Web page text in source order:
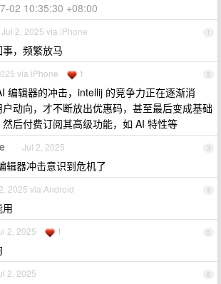
02 10:35:30 +08:00
1
Jul 2, 2025 via iPhone
事，频繁放马
2
via iPhone 1
编辑器的冲击，intellij 的竞争力正在逐渐消
动向，才不断放出优惠码，甚至最后变成基础
后付费订阅其高级功能，如 AI 特性等
3
Jul 2, 2025
辑器冲击意识到危机了
4
2025 via Android
5
2, 2025 1
6
2, 2025